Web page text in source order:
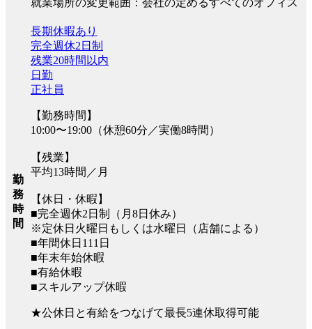
就業場所の変更範囲：会社の定めるすべてのオフィス
勤
務
時
間
長期休暇あり
完全週休2日制
残業20時間以内
日勤
正社員
【勤務時間】
10:00〜19:00（休憩60分／実働8時間）
【残業】
平均13時間／月
【休日・休暇】
■完全週休2日制（月8日休み）
※定休日火曜日もしくは水曜日（店舗による）
■年間休日111日
■年末年始休暇
■有給休暇
■スキルアップ休暇
★公休日と有給をつなげて最長5連休取得可能